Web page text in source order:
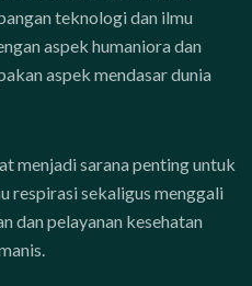
teknologi dan ilmu
aspek humaniora dan
aspek mendasar dunia
menjadi sarana penting untuk
respirasi sekaligus menggali
dan pelayanan kesehatan